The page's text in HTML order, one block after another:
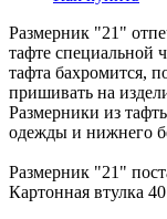
Размерник "21"
тафте специальной
тафта бахромится,
пришивать на
Размерники из
одежды и нижнего
Размерник "21"
Картонная втулка